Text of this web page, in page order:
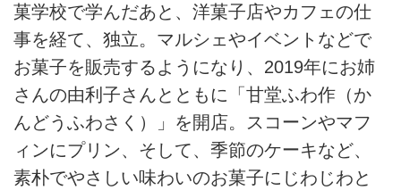
菓学校で学んだあと、洋菓子店やカフェの仕
事を経て、独立。マルシェやイベントなどで
お菓子を販売するようになり、2019年にお姉
さんの由利子さんとともに「甘堂ふわ作（か
んどうふわさく）」を開店。スコーンやマフ
ィンにプリン、そして、季節のケーキなど、
素朴でやさしい味わいのお菓子にじわじわと